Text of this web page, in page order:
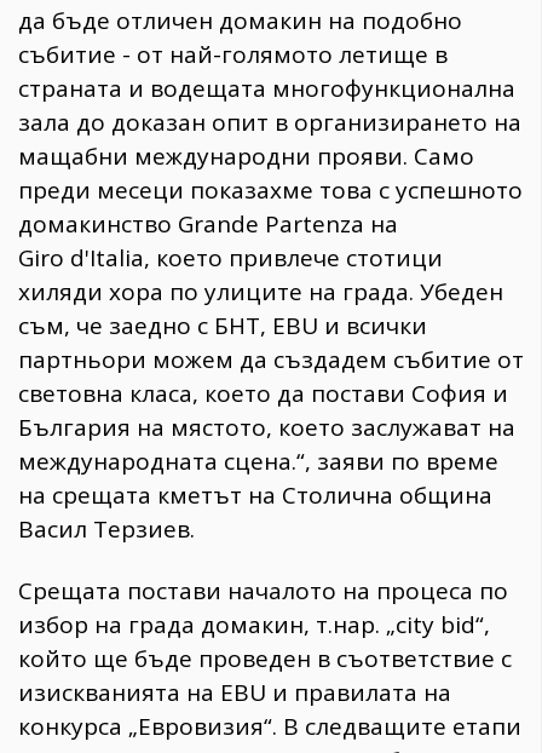
да бъде отличен домакин на подобно
събитие - от най-голямото летище в
страната и водещата многофункционална
зала до доказан опит в организирането на
мащабни международни прояви. Само
преди месеци показахме това с успешното
домакинство Grande Partenza на
Giro d'Italia, което привлече стотици
хиляди хора по улиците на града. Убеден
съм, че заедно с БНТ, EBU и всички
партньори можем да създадем събитие от
световна класа, което да постави София и
България на мястото, което заслужават на
международната сцена.“, заяви по време
на срещата кметът на Столична община
Васил Терзиев.
Срещата постави началото на процеса по
избор на града домакин, т.нар. „city bid“,
който ще бъде проведен в съответствие с
изискванията на EBU и правилата на
конкурса „Евровизия“. В следващите етапи